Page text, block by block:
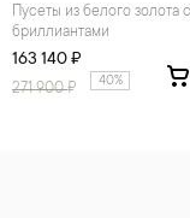
Пусеты из белого золота с
бриллиантами
163 140 ₽
271 900₽ 40%